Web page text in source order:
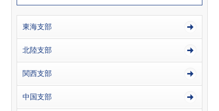
東海支部
北陸支部
関西支部
中国支部